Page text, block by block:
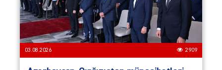
03.08.2026 2909